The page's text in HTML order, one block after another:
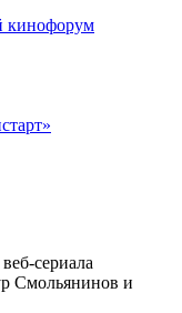
кинофорум
сериала
Смольянинов и